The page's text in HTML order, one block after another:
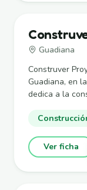
Guadiana
Construver
Guadiana, en
dedica a la
Ver ficha